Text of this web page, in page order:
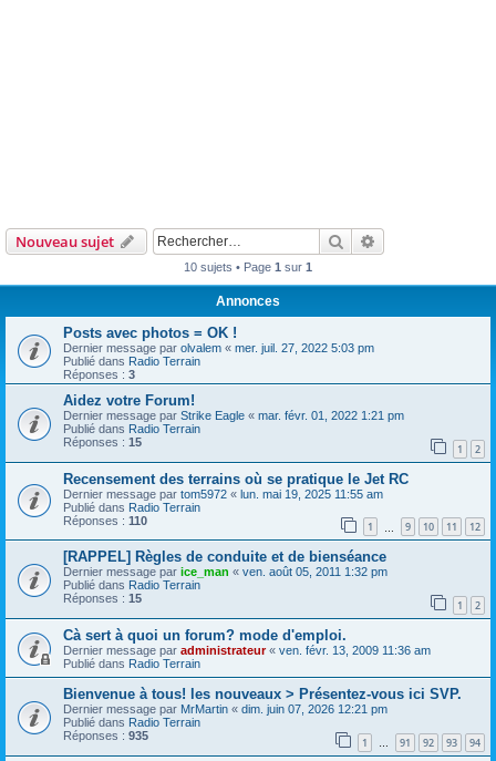
Nouveau sujet Rechercher
10 sujets • Page 1 sur 1
Annonces
Posts avec photos = OK !
Dernier message par olvalem « mer. juil. 27, 2022 5:03 pm
Publié dans Radio Terrain
Réponses : 3
Aidez votre Forum!
Dernier message par Strike Eagle « mar. févr. 01, 2022 1:21 pm
Publié dans Radio Terrain
Réponses : 15 1 2
Recensement des terrains où se pratique le Jet RC
Dernier message par tom5972 « lun. mai 19, 2025 11:55 am
Publié dans Radio Terrain
Réponses : 110 1 9 10 11 12
[RAPPEL] Règles de conduite et de bienséance
Dernier message par ice_man « ven. août 05, 2011 1:32 pm
Publié dans Radio Terrain
Réponses : 15 1 2
Cà sert à quoi un forum? mode d'emploi.
Dernier message par administrateur« ven. févr. 13, 2009 11:36 am
Publié dans Radio Terrain
Bienvenue à tous! les nouveaux > Présentez-vous ici SVP.
Dernier message par MrMartin « dim. juin 07, 2026 12:21 pm
Publié dans Radio Terrain
Réponses : 935 1 … 91 92 93 94